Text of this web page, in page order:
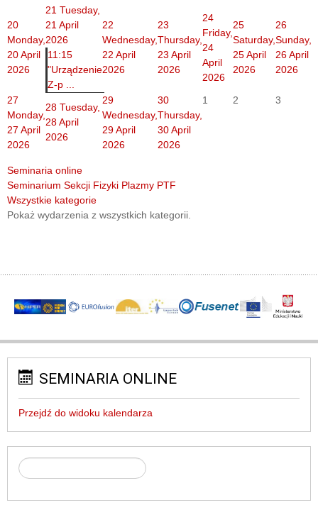
20
Monday,
20 April
2026
21 Tuesday,
21 April
2026
11:15
"Urządzenie
Z-p ...
22
Wednesday,
22 April
2026
23
Thursday,
23 April
2026
24
Friday,
24
April
2026
25
Saturday,
25 April
2026
26
Sunday,
26 April
2026
27
Monday,
27 April
2026
28 Tuesday,
28 April
2026
29
Wednesday,
29 April
2026
30
Thursday,
30 April
2026
1 2 3
Seminaria online
Seminarium Sekcji Fizyki Plazmy PTF
Wszystkie kategorie
Pokaż wydarzenia z wszystkich kategorii.
SEMINARIA ONLINE
Przejdź do widoku kalendarza